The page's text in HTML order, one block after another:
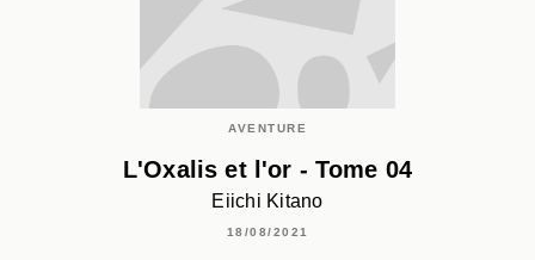
AVENTURE
L'Oxalis et l'or - Tome 04
Eiichi Kitano
18/08/2021